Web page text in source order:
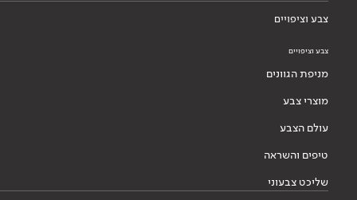
צבע וציפויים
צבע וציפויים
מניפת הגוונים
מוצרי צבע
עולם הצבע
טיפים והשראה
שליכט צבעוני